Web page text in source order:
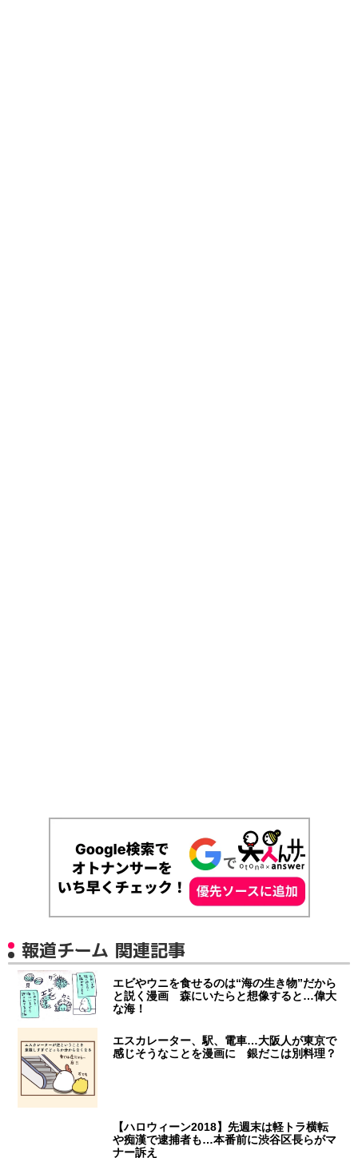
報道チーム 関連記事
エビやウニを食せるのは“海の生き物”だから
と説く漫画 森にいたらと想像すると…偉大
な海！
エスカレーター、駅、電車…大阪人が東京で
感じそうなことを漫画に 銀だこは別料理？
【ハロウィーン2018】先週末は軽トラ横転
や痴漢で逮捕者も…本番前に渋谷区長らがマ
ナー訴え